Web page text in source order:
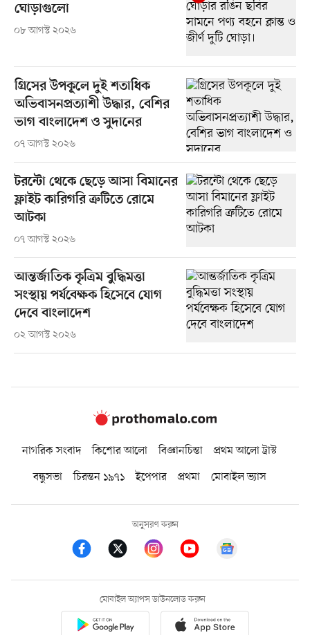
ঘোড়াগুলো
০৮ আগস্ট ২০২৬
গ্রিসের উপকূলে দুই শতাধিক
অভিবাসনপ্রত্যাশী উদ্ধার, বেশির
ভাগ বাংলাদেশ ও সুদানের
০৭ আগস্ট ২০২৬
টরন্টো থেকে ছেড়ে আসা বিমানের
ফ্লাইট কারিগরি ত্রুটিতে রোমে
আটকা
০৭ আগস্ট ২০২৬
আন্তর্জাতিক কৃত্রিম বুদ্ধিমত্তা
সংস্থায় পর্যবেক্ষক হিসেবে যোগ
দেবে বাংলাদেশ
০২ আগস্ট ২০২৬
নাগরিক সংবাদ কিশোর আলো বিজ্ঞানচিন্তা
প্রথম আলো ট্রাস্ট
বন্ধুসভা
চিরন্তন ১৯৭১ ইপেপার প্রথমা মোবাইল ভ্যাস
অনুসরণ করুন
মোবাইল অ্যাপস ডাউনলোড করুন